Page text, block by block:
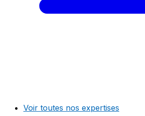
Voir toutes nos expertises